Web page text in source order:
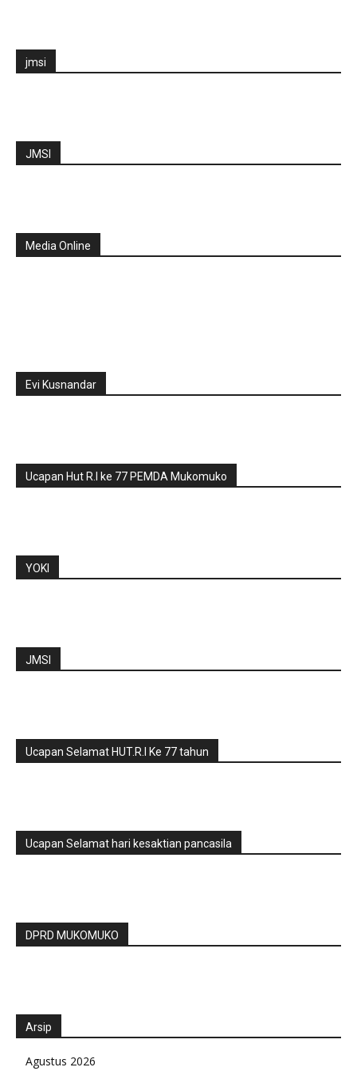
jmsi
JMSI
Media Online
Evi Kusnandar
Ucapan Hut R.I ke 77 PEMDA Mukomuko
YOKI
JMSI
Ucapan Selamat HUT.R.I Ke 77 tahun
Ucapan Selamat hari kesaktian pancasila
DPRD MUKOMUKO
Arsip
Agustus 2026